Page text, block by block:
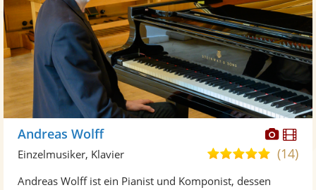
Andreas Wolff
5,0(14)
Einzelmusiker, Klavier
Andreas Wolff ist ein Pianist und Komponist, dessen